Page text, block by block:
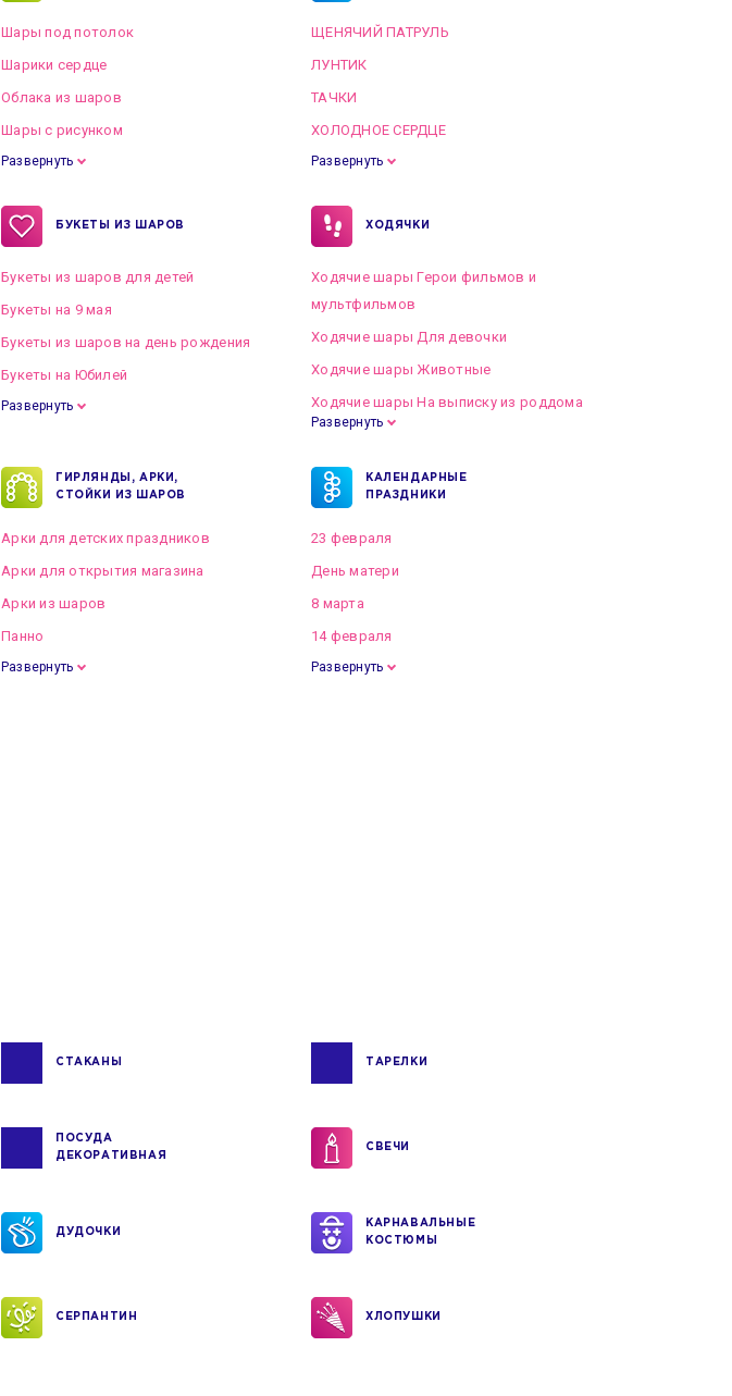
Шары под потолок
Шарики сердце
Облака из шаров
Шары с рисунком
Развернуть
ЩЕНЯЧИЙ ПАТРУЛЬ
ЛУНТИК
ТАЧКИ
ХОЛОДНОЕ СЕРДЦЕ
Развернуть
БУКЕТЫ ИЗ ШАРОВ
Букеты из шаров для детей
Букеты на 9 мая
Букеты из шаров на день рождения
Букеты на Юбилей
Развернуть
ХОДЯЧКИ
Ходячие шары Герои фильмов и
мультфильмов
Ходячие шары Для девочки
Ходячие шары Животные
Ходячие шары На выписку из роддома
Развернуть
ГИРЛЯНДЫ, АРКИ,
СТОЙКИ ИЗ ШАРОВ
Арки для детских праздников
Арки для открытия магазина
Арки из шаров
Панно
Развернуть
КАЛЕНДАРНЫЕ
ПРАЗДНИКИ
23 февраля
День матери
8 марта
14 февраля
Развернуть
СТАКАНЫ ТАРЕЛКИ
ПОСУДА
ДЕКОРАТИВНАЯ
СВЕЧИ
ДУДОЧКИ
КАРНАВАЛЬНЫЕ
КОСТЮМЫ
СЕРПАНТИН ХЛОПУШКИ